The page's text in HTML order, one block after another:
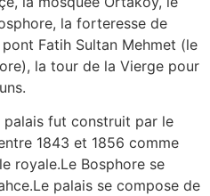
la forteresse de
Fatih Sultan Mehmet (le
la tour de la Vierge pour
palais fut construit par le
1843 et 1856 comme
royale.Le Bosphore se
palais se compose de